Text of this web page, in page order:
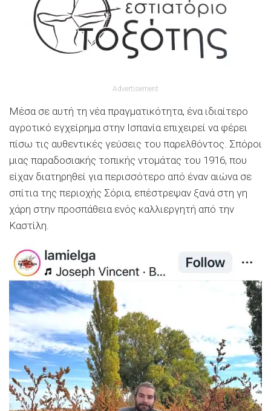
Advertisement
Μέσα σε αυτή τη νέα πραγματικότητα, ένα ιδιαίτερο
αγροτικό εγχείρημα στην Ισπανία επιχειρεί να φέρει
πίσω τις αυθεντικές γεύσεις του παρελθόντος. Σπόροι
μιας παραδοσιακής τοπικής ντομάτας του 1916, που
είχαν διατηρηθεί για περισσότερο από έναν αιώνα σε
σπίτια της περιοχής Σόρια, επέστρεψαν ξανά στη γη
χάρη στην προσπάθεια ενός καλλιεργητή από την
Καστίλη.